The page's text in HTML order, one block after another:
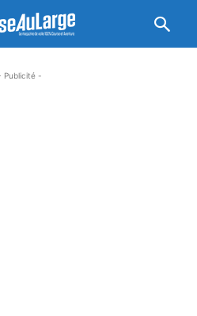
Publicité -